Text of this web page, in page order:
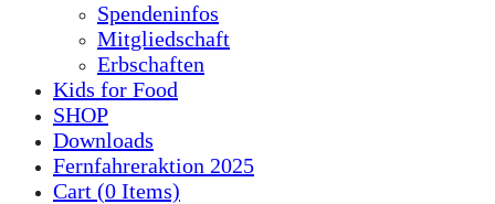
Spendeninfos
Mitgliedschaft
Erbschaften
Kids for Food
SHOP
Downloads
Fernfahreraktion 2025
Cart (0 Items)